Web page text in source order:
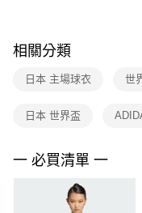
※ 交易是否成功請以「
是否繳費成功／繳費後需取
客戶支援中心」https://
１．透過由恩沛科技股份有
２．關於個人資料處理事宜
３．未成年的使用者請事先
「AFTEE先享後付」，若
相關分類
日本 主場球衣 世
日本 世界盃
一 必買清單 一